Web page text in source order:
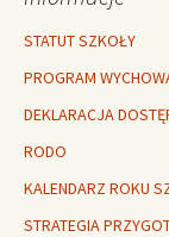
STATUT SZKOŁY
PROGRAM
DEKLARACJA
RODO
KALENDARZ ROKU
STRATEGIA